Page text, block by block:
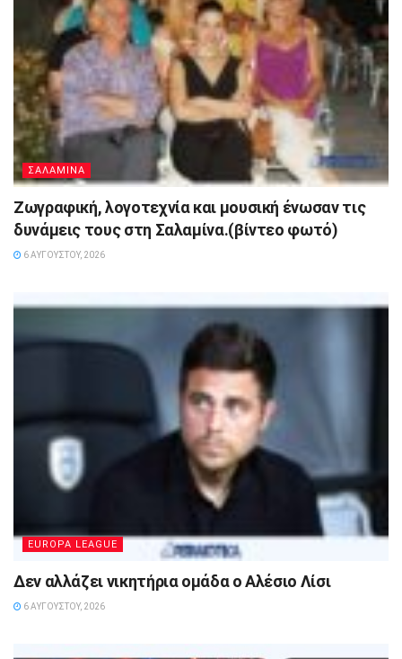
ΣΑΛΑΜΙΝΑ
Ζωγραφική, λογοτεχνία και μουσική ένωσαν τις
δυνάμεις τους στη Σαλαμίνα.(βίντεο φωτό)
6 ΑΥΓΟΎΣΤΟΥ, 2026
EUROPA LEAGUE
Δεν αλλάζει νικητήρια ομάδα ο Αλέσιο Λίσι
6 ΑΥΓΟΎΣΤΟΥ, 2026